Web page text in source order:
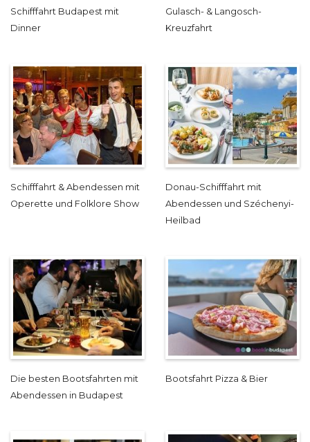
Schifffahrt Budapest mit
Dinner
Gulasch- & Langosch-
Kreuzfahrt
Schifffahrt & Abendessen mit
Operette und Folklore Show
Donau-Schifffahrt mit
Abendessen und Széchenyi-
Heilbad
Die besten Bootsfahrten mit
Abendessen in Budapest
Bootsfahrt Pizza & Bier